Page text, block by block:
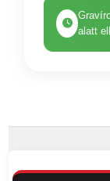
alatt